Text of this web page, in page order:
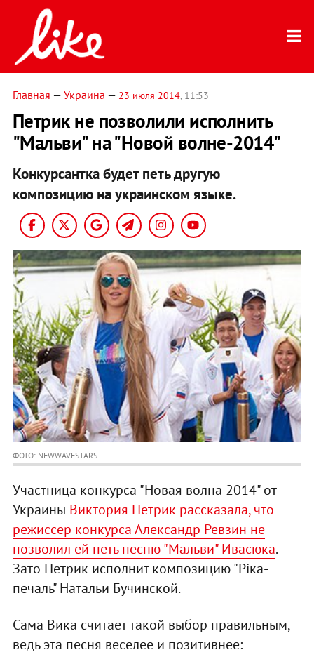
Главная — Украина — 23 июля 2014, 11:53
Петрик не позволили исполнить
"Мальви" на "Новой волне-2014"
Конкурсантка будет петь другую
композицию на украинском языке.
ФОТО: NEWWAVESTARS
Участница конкурса "Новая волна 2014" от
Украины Виктория Петрик рассказала, что
режиссер конкурса Александр Ревзин не
позволил ей петь песню "Мальви" Ивасюка.
Зато Петрик исполнит композицию "Ріка-
печаль" Натальи Бучинской.
Сама Вика считает такой выбор правильным,
ведь эта песня веселее и позитивнее: